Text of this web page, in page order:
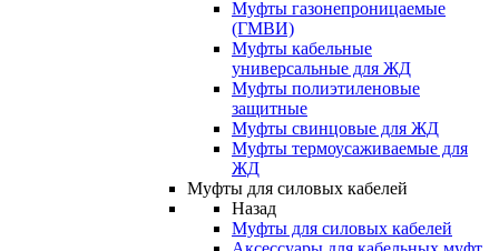
Муфты газонепроницаемые
(ГМВИ)
Муфты кабельные
универсальные для ЖД
Муфты полиэтиленовые
защитные
Муфты свинцовые для ЖД
Муфты термоусаживаемые для
ЖД
Муфты для силовых кабелей
Назад
Муфты для силовых кабелей